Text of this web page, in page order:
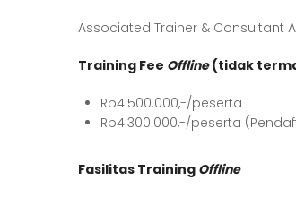
Associated Trainer & Consultant
Training Fee Offline(tidak
Rp4.500.000,-/peserta
Rp4.300.000,-/peserta
Fasilitas Training Offline